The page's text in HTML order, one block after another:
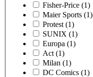
Fisher-Price (1)
Maier Sports (1)
Protest (1)
SUNIX (1)
Europa (1)
Act (1)
Milan (1)
DC Comics (1)